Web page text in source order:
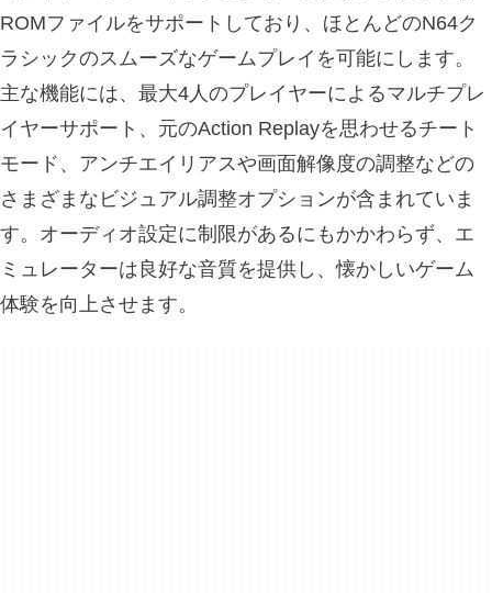
ROMファイルをサポートしており、ほとんどのN64ク
ラシックのスムーズなゲームプレイを可能にします。
主な機能には、最大4人のプレイヤーによるマルチプレ
イヤーサポート、元のAction Replayを思わせるチート
モード、アンチエイリアスや画面解像度の調整などの
さまざまなビジュアル調整オプションが含まれていま
す。オーディオ設定に制限があるにもかかわらず、エ
ミュレーターは良好な音質を提供し、懐かしいゲーム
体験を向上させます。